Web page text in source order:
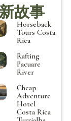
故事
Horseback
Tours Costa
Rica
Rafting
Pacuare
River
Cheap
Adventure
Hotel
Costa Rica